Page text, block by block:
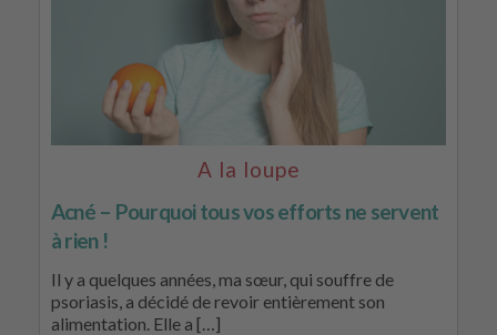
A la loupe
Acné – Pourquoi tous vos efforts ne servent
à rien !
Il y a quelques années, ma sœur, qui souffre de
psoriasis, a décidé de revoir entièrement son
alimentation. Elle a […]